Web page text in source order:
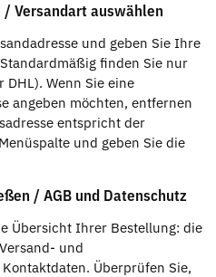
Versandart auswählen
und geben Sie Ihre
finden Sie nur
DHL). Wenn Sie eine
angeben möchten, entfernen
entspricht der
und geben Sie die
/ AGB und Datenschutz
Übersicht Ihrer Bestellung: die
und
Überprüfen Sie,